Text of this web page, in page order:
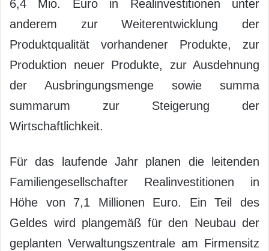
6,4 Mio. Euro in Realinvestitionen unter
anderem zur Weiterentwicklung der
Produktqualität vorhandener Produkte, zur
Produktion neuer Produkte, zur Ausdehnung
der Ausbringungsmenge sowie summa
summarum zur Steigerung der
Wirtschaftlichkeit.
Für das laufende Jahr planen die leitenden
Familiengesellschafter Realinvestitionen in
Höhe von 7,1 Millionen Euro. Ein Teil des
Geldes wird plangemäß für den Neubau der
geplanten Verwaltungszentrale am Firmensitz